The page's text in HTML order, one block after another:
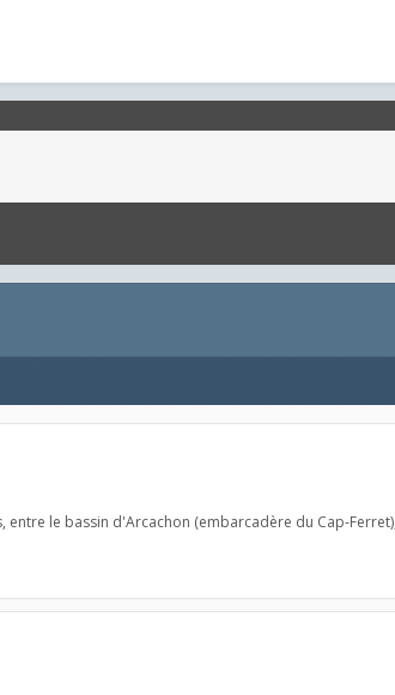
le bassin d'Arcachon (embarcadère du Cap-